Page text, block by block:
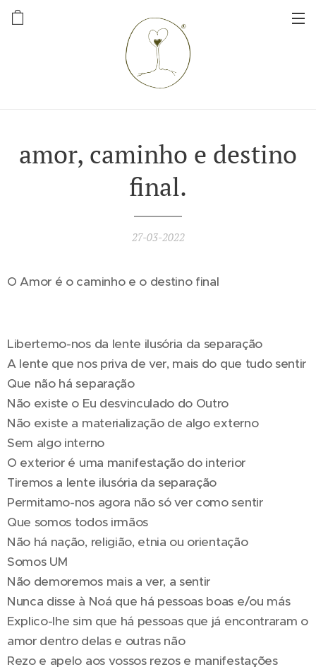
amor, caminho e destino
final.
27-03-2022
O Amor é o caminho e o destino final
Libertemo-nos da lente ilusória da separação
A lente que nos priva de ver, mais do que tudo sentir
Que não há separação
Não existe o Eu desvinculado do Outro
Não existe a materialização de algo externo
Sem algo interno
O exterior é uma manifestação do interior
Tiremos a lente ilusória da separação
Permitamo-nos agora não só ver como sentir
Que somos todos irmãos
Não há nação, religião, etnia ou orientação
Somos UM
Não demoremos mais a ver, a sentir
Nunca disse à Noá que há pessoas boas e/ou más
Explico-lhe sim que há pessoas que já encontraram o
amor dentro delas e outras não
Rezo e apelo aos vossos rezos e manifestações